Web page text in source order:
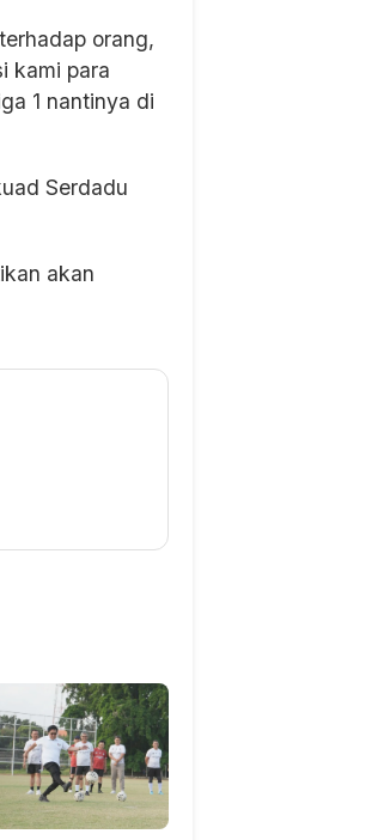
orang,
kami para
1 nantinya di
Serdadu
akan